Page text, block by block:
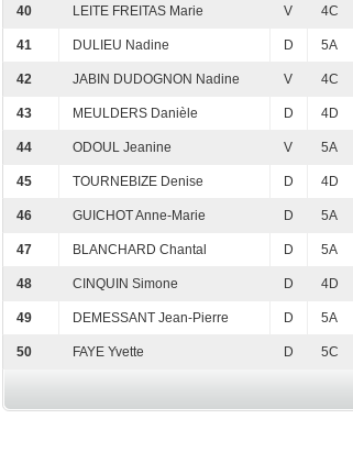
40 LEITE FREITAS Marie V 4C
41 DULIEU Nadine D 5A
42 JABIN DUDOGNON Nadine V 4C
43 MEULDERS Danièle D 4D
44 ODOUL Jeanine V 5A
45 TOURNEBIZE Denise D 4D
46 GUICHOT Anne-Marie D 5A
47 BLANCHARD Chantal D 5A
48 CINQUIN Simone D 4D
49 DEMESSANT Jean-Pierre D 5A
50 FAYE Yvette D 5C